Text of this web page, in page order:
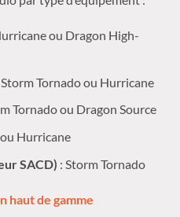
ou Dragon High-
Storm Tornado ou Hurricane
Tornado ou Dragon Source
Hurricane
SACD) : Storm Tornado
haut de gamme